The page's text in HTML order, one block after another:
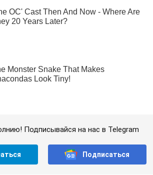
Подписывайся на нас в Telegram
Подписаться